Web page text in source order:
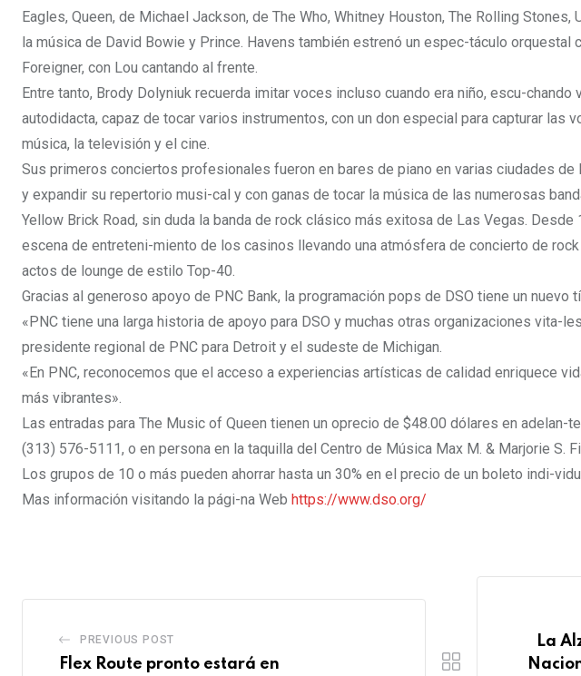
Eagles, Queen, de Michael Jackson, de The Who, Whitney Houston, The Rolling Stones,
la música de David Bowie y Prince. Havens también estrenó un espec-táculo orquestal
Foreigner, con Lou cantando al frente.
Entre tanto, Brody Dolyniuk recuerda imitar voces incluso cuando era niño, escu-
autodidacta, capaz de tocar varios instrumentos, con un don especial para capturar
música, la televisión y el cine.
Sus primeros conciertos profesionales fueron en bares de piano en varias ciudades de
y expandir su repertorio musi-cal y con ganas de tocar la música de las numerosas
Yellow Brick Road, sin duda la banda de rock clásico más exitosa de Las Vegas. Desde
escena de entreteni-miento de los casinos llevando una atmósfera de concierto de
actos de lounge de estilo Top-40.
Gracias al generoso apoyo de PNC Bank, la programación pops de DSO tiene un nuevo
«PNC tiene una larga historia de apoyo para DSO y muchas otras organizaciones vita-
presidente regional de PNC para Detroit y el sudeste de Michigan.
«En PNC, reconocemos que el acceso a experiencias artísticas de calidad enriquece
más vibrantes».
Las entradas para The Music of Queen tienen un oprecio de $48.00 dólares en adelan-
(313) 576-5111, o en persona en la taquilla del Centro de Música Max M. & Marjorie S.
Los grupos de 10 o más pueden ahorrar hasta un 30% en el precio de un boleto indi-
Mas información visitando la pági-na Web https://www.dso.org/
PREVIOUS POST
Flex Route pronto estará en
La